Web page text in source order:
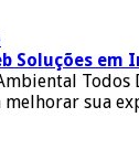
Soluções
Todos
sua